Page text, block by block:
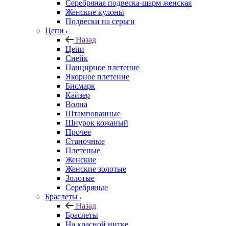
Серебряная подвеска-шарм женская
Женские кулоны
Подвески на серьги
Цепи
Назад
Цепи
Снейк
Панцирное плетение
Якорное плетение
Бисмарк
Кайзер
Волна
Штампованные
Шнурок кожаный
Прочее
Станочные
Плетеные
Женские
Женские золотые
Золотые
Серебряные
Браслеты
Назад
Браслеты
На красной нитке